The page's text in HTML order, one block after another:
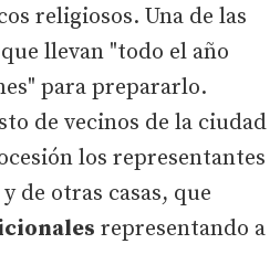
religiosos. Una de las
llevan "todo el año
para prepararlo.
de vecinos de la ciudad
los representantes
de otras casas, que
representando a